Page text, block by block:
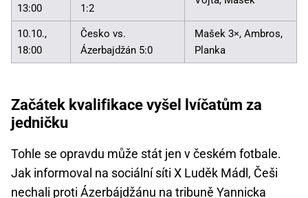
13:00
1:2
10.10.,
18:00
Česko vs.
Ázerbajdžán 5:0
Mašek 3×, Ambros,
Planka
Začátek kvalifikace vyšel lvíčatům za
jedničku
Tohle se opravdu může stát jen v českém fotbale.
Jak informoval na sociální síti X Luděk Mádl, Češi
nechali proti Ázerbájdžánu na tribuně Yannicka